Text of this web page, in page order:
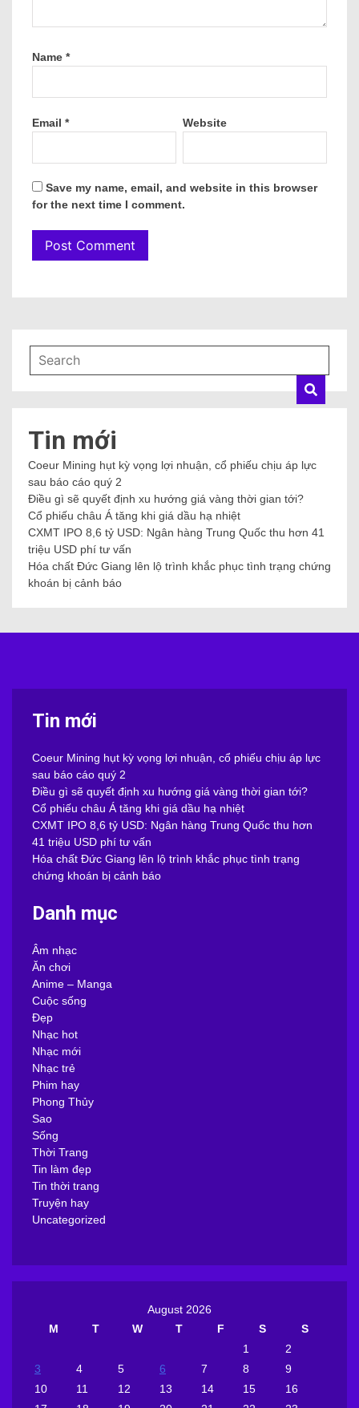
Name *
Email * Website
Save my name, email, and website in this browser
for the next time I comment.
Tin mới
Coeur Mining hụt kỳ vọng lợi nhuận, cổ phiếu chịu áp lực
sau báo cáo quý 2
Điều gì sẽ quyết định xu hướng giá vàng thời gian tới?
Cổ phiếu châu Á tăng khi giá dầu hạ nhiệt
CXMT IPO 8,6 tỷ USD: Ngân hàng Trung Quốc thu hơn 41
triệu USD phí tư vấn
Hóa chất Đức Giang lên lộ trình khắc phục tình trạng chứng
khoán bị cảnh báo
Tin mới
Coeur Mining hụt kỳ vọng lợi nhuận, cổ phiếu chịu áp lực
sau báo cáo quý 2
Điều gì sẽ quyết định xu hướng giá vàng thời gian tới?
Cổ phiếu châu Á tăng khi giá dầu hạ nhiệt
CXMT IPO 8,6 tỷ USD: Ngân hàng Trung Quốc thu hơn
41 triệu USD phí tư vấn
Hóa chất Đức Giang lên lộ trình khắc phục tình trạng
chứng khoán bị cảnh báo
Danh mục
Âm nhạc
Ăn chơi
Anime – Manga
Cuộc sống
Đẹp
Nhạc hot
Nhạc mới
Nhạc trẻ
Phim hay
Phong Thủy
Sao
Sống
Thời Trang
Tin làm đẹp
Tin thời trang
Truyện hay
Uncategorized
August 2026
M
T W T F S
S
1
2
3
4 5 6 7 8
9
10
11 12 13 14 15
16